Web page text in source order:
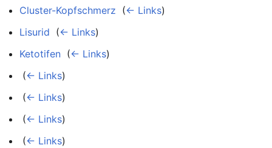
Cluster-Kopfschmerz (← Links)
Lisurid (← Links)
Ketotifen (← Links)
(← Links)
(← Links)
(← Links)
(← Links)